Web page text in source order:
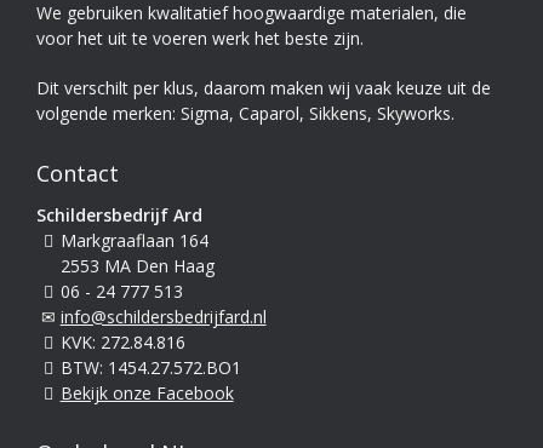
We gebruiken kwalitatief hoogwaardige materialen, die
voor het uit te voeren werk het beste zijn.
Dit verschilt per klus, daarom maken wij vaak keuze uit de
volgende merken: Sigma, Caparol, Sikkens, Skyworks.
Contact
Schildersbedrijf Ard
Markgraaflaan 164
2553 MA Den Haag
06 - 24 777 513
info@schildersbedrijfard.nl
KVK: 272.84.816
BTW: 1454.27.572.BO1
Bekijk onze Facebook